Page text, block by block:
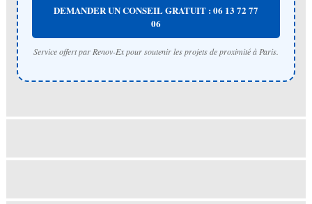
DEMANDER UN CONSEIL GRATUIT : 06 13 72 77
06
Service offert par Renov-Ex pour soutenir les projets de proximité à Paris.